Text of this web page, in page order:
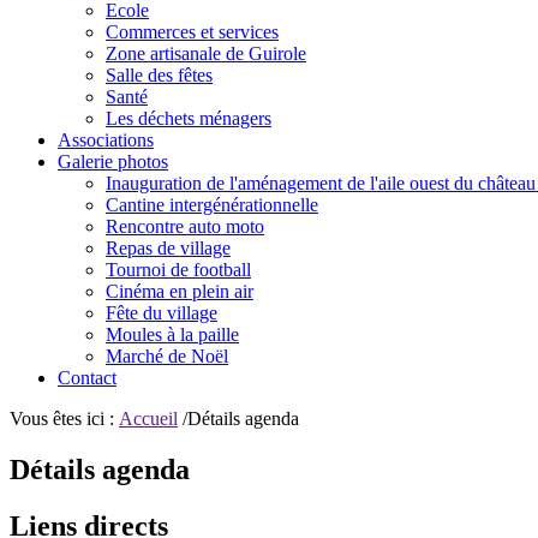
Ecole
Commerces et services
Zone artisanale de Guirole
Salle des fêtes
Santé
Les déchets ménagers
Associations
Galerie photos
Inauguration de l'aménagement de l'aile ouest du
Cantine intergénérationnelle
Rencontre auto moto
Repas de village
Tournoi de football
Cinéma en plein air
Fête du village
Moules à la paille
Marché de Noël
Contact
Vous êtes ici : Accueil /Détails agenda
Détails agenda
Liens directs